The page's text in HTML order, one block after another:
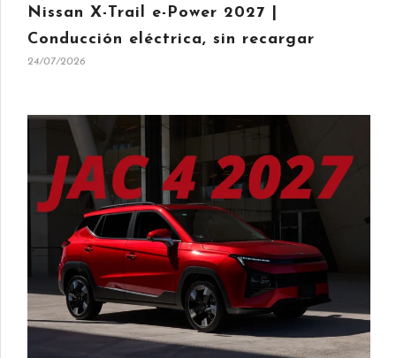
Nissan X-Trail e-Power 2027 |
Conducción eléctrica, sin recargar
24/07/2026